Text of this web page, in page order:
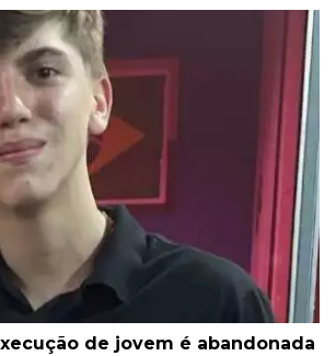
de jovem é abandonada